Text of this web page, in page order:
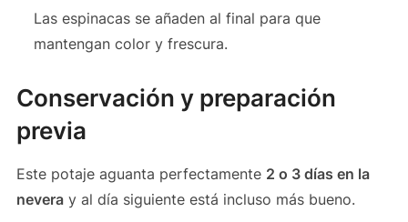
Las espinacas se añaden al final para que
mantengan color y frescura.
Conservación y preparación
previa
Este potaje aguanta perfectamente 2 o 3 días en la
neveray al día siguiente está incluso más bueno.